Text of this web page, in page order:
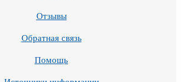
Отзывы
Обратная связь
Помощь